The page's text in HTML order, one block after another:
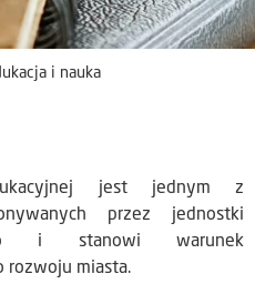
i nauka
jest jednym z
przez jednostki
i stanowi warunek
rozwoju miasta.